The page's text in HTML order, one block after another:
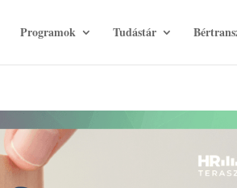
Programok Tudástár